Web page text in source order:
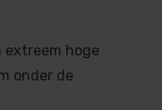
extreem hoge
onder de